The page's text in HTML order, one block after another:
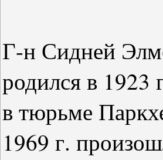
Г-н Сидней
родился в 1923
в тюрьме
1969 г.